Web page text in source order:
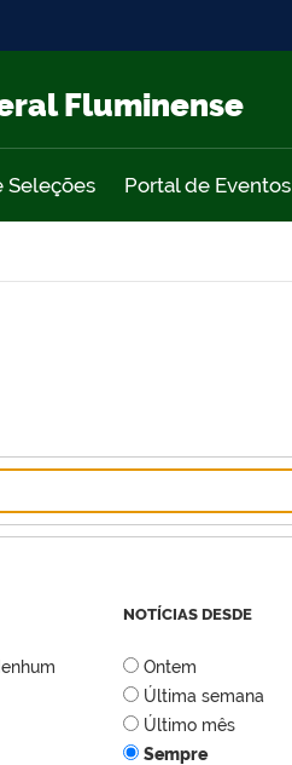
Fluminense
Seleções Portal de Eventos
NOTÍCIAS DESDE
Ontem
Última semana
Último mês
Sempre